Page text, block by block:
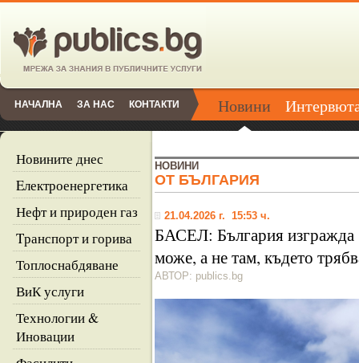
НАЧАЛНА ЗА НАС КОНТАКТИ Новини
Новините днес
Eлектроенергетика
Нефт и природен газ
Tранспорт и горива
Топлоснабдяване
ВиК услуги
Технологии &
Иновации
НОВИНИ
ОТ БЪЛГАРИЯ
21.04.2026 г. 15:53 ч.
БАСЕЛ: България изгражда
може, а не там, където
АВТОР: publics.bg